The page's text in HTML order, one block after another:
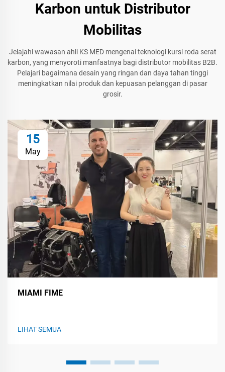
Karbon untuk Distributor
Mobilitas
Jelajahi wawasan ahli KS MED mengenai teknologi kursi roda serat
karbon, yang menyoroti manfaatnya bagi distributor mobilitas B2B.
Pelajari bagaimana desain yang ringan dan daya tahan tinggi
meningkatkan nilai produk dan kepuasan pelanggan di pasar
grosir.
15
May
MIAMI FIME
LIHAT SEMUA